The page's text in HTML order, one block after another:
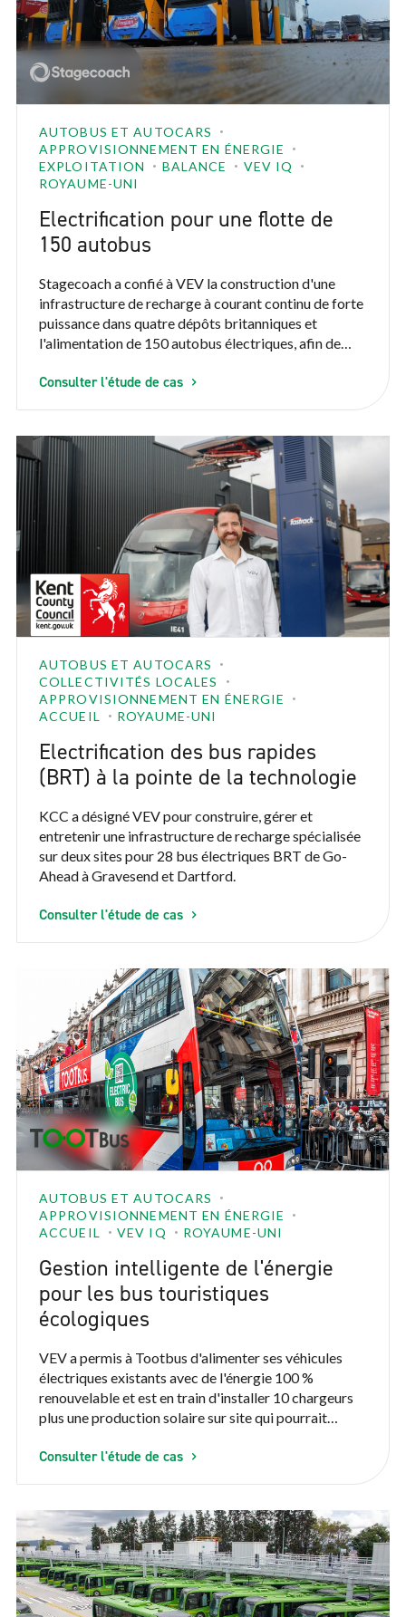
AUTOBUS ET AUTOCARS
APPROVISIONNEMENT EN ÉNERGIE
EXPLOITATION
BALANCE
VEV IQ
ROYAUME-UNI
Electrification pour une flotte de
150 autobus
Stagecoach a confié à VEV la construction d'une
infrastructure de recharge à courant continu de forte
puissance dans quatre dépôts britanniques et
l'alimentation de 150 autobus électriques, afin de
Consulter l'étude de cas
AUTOBUS ET AUTOCARS
COLLECTIVITÉS LOCALES
APPROVISIONNEMENT EN ÉNERGIE
ACCUEIL
ROYAUME-UNI
Electrification des bus rapides
(BRT) à la pointe de la technologie
KCC a désigné VEV pour construire, gérer et
entretenir une infrastructure de recharge spécialisée
sur deux sites pour 28 bus électriques BRT de Go-
Ahead à Gravesend et Dartford.
Consulter l'étude de cas
AUTOBUS ET AUTOCARS
APPROVISIONNEMENT EN ÉNERGIE
ACCUEIL
VEV IQ ROYAUME-UNI
Gestion intelligente de l'énergie
pour les bus touristiques
écologiques
VEV a permis à Tootbus d'alimenter ses véhicules
électriques existants avec de l'énergie 100 %
renouvelable et est en train d'installer 10 chargeurs
plus une production solaire sur site qui pourrait
Consulter l'étude de cas